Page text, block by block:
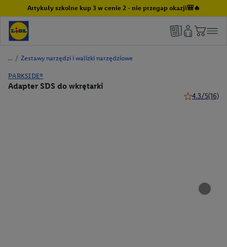
Artykuły szkolne kup 3 w cenie 2 - nie przegap okazji🎒🔥
/ Zestawy narzędzi i walizki narzędziowe
PARKSIDE®
Adapter SDS do wkrętarki
4.3/5(16)